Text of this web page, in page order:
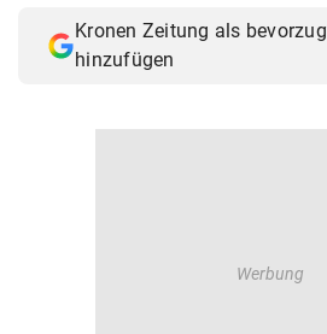
Kronen Zeitung als
hinzufügen